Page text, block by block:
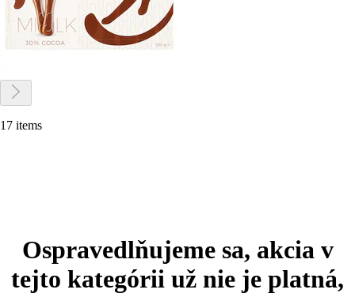
17 items
Ospravedlňujeme sa, akcia v
tejto kategórii už nie je platná,